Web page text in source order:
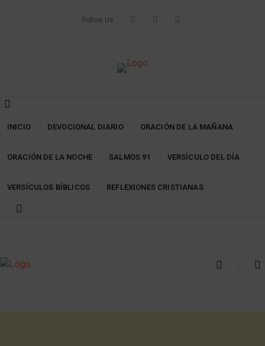
Follow Us
INICIO DEVOCIONAL DIARIO ORACIÓN DE LA MAÑANA
ORACIÓN DE LA NOCHE SALMOS 91 VERSÍCULO DEL DÍA
VERSÍCULOS BÍBLICOS REFLEXIONES CRISTIANAS